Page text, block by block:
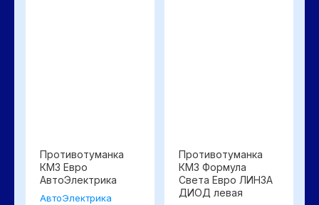
Противотуманка
КМЗ Евро
АвтоЭлектрика
АвтоЭлектрика
Противотуманка
КМЗ Формула
Света Евро ЛИНЗА
ДИОД левая